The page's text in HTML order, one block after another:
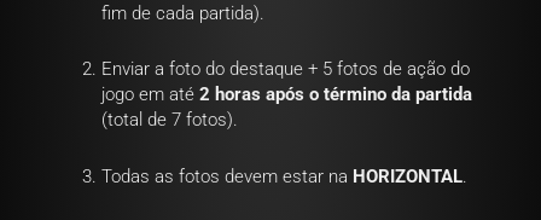
fim de cada partida).
Enviar a foto do destaque + 5 fotos de ação do
jogo em até 2 horas após o término da partida
(total de 7 fotos).
Todas as fotos devem estar na HORIZONTAL.